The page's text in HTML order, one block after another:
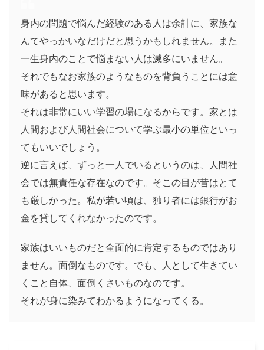
身内の問題で悩んだ経験のある人は余計に、家族な
んてやっかいなだけだと思うかもしれません。また
一生身内のことで悩まない人は滅多にいません。
それでもなお家族のようなものを背負うことには意
味があると思います。
それは非常にいい学習の場になるからです。家とは
人間および人間社会について学ぶ最小の単位といっ
てもいいでしょう。
逆に言えば、ずっと一人でいるというのは、人間社
会では無責任な存在なのです。そこの目が昔はとて
も厳しかった。私が若い頃は、独り者には銀行がお
金を貸してくれなかったのです。
家族はいいものだと全面的に肯定するものではあり
ません。面倒なものです。でも、人として生きてい
くこと自体、面倒くさいものなのです。
それが身に染みてわかるようになってくる。